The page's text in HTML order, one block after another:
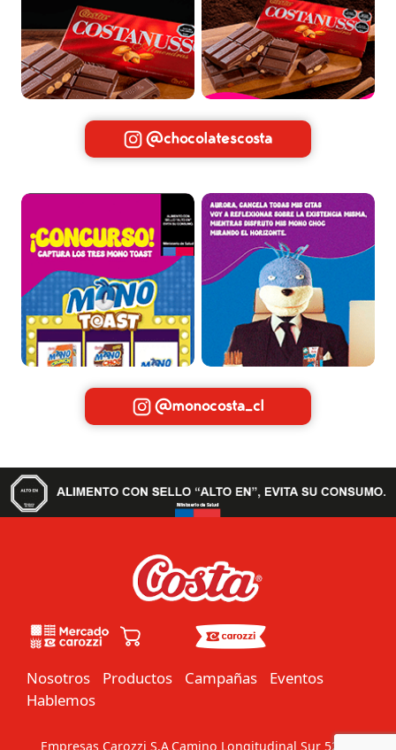
@chocolatescosta
@monocosta_cl
Nosotros Productos Campañas
Eventos
Hablemos
Empresas Carozzi S.A Camino Longitudinal Sur 5201